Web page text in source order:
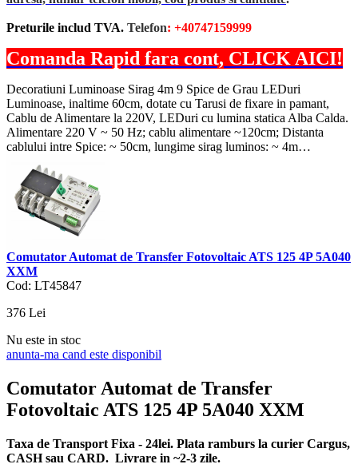
Preturile includ TVA. Telefon: +40747159999
Comanda Rapid fara cont, CLICK AICI!
Decoratiuni Luminoase Sirag 4m 9 Spice de Grau LEDuri
Luminoase, inaltime 60cm, dotate cu Tarusi de fixare in pamant,
Cablu de Alimentare la 220V, LEDuri cu lumina statica Alba Calda.
Alimentare 220 V ~ 50 Hz; cablu alimentare ~120cm; Distanta
cablului intre Spice: ~ 50cm, lungime sirag luminos: ~ 4m…
Comutator Automat de Transfer Fotovoltaic ATS 125 4P 5A040
XXM
Cod: LT45847
376 Lei
Nu este in stoc
anunta-ma cand este disponibil
Comutator Automat de Transfer
Fotovoltaic ATS 125 4P 5A040 XXM
Taxa de Transport Fixa - 24lei. Plata ramburs la curier Cargus,
CASH sau CARD. Livrare in ~2-3 zile.